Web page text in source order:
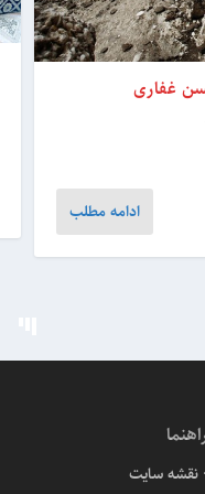
غفاری
ادامه مطلب
نقشه سایت